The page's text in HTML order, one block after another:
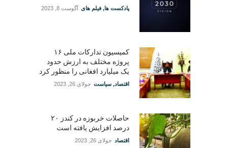
پادکست ها, فیلم های آگوست 8, 2023
کمیسیون تدارکات ملی ۱۶
پروژه مختلف به ارزش حدود
یک میلیارد افغانی را منظور کرد
اقتصاد, سیاست جولای 26, 2023
حاصلات خربوزه در کندز ۲۰
درصد افزایش یافته است
اقتصاد جولای 26, 2023